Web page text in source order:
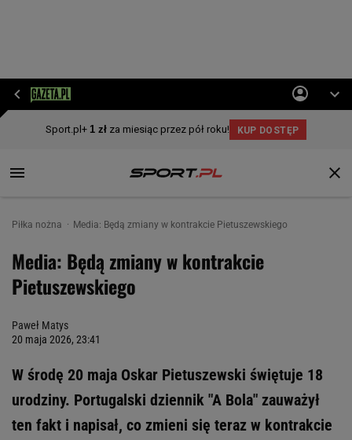
Piłka nożna Media: Będą zmiany w kontrakcie Pietuszewskiego
Media: Będą zmiany w kontrakcie
Pietuszewskiego
Paweł Matys
20 maja 2026, 23:41
W środę 20 maja Oskar Pietuszewski świętuje 18
urodziny. Portugalski dziennik "A Bola" zauważył
ten fakt i napisał, co zmieni się teraz w kontrakcie